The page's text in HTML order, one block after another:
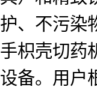
护、不污染
手枳壳切药
设备。用户